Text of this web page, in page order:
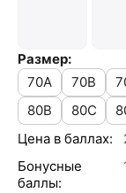
Размер:
70A
70B
80B
80C
Цена в баллах:
Бонусные
баллы: